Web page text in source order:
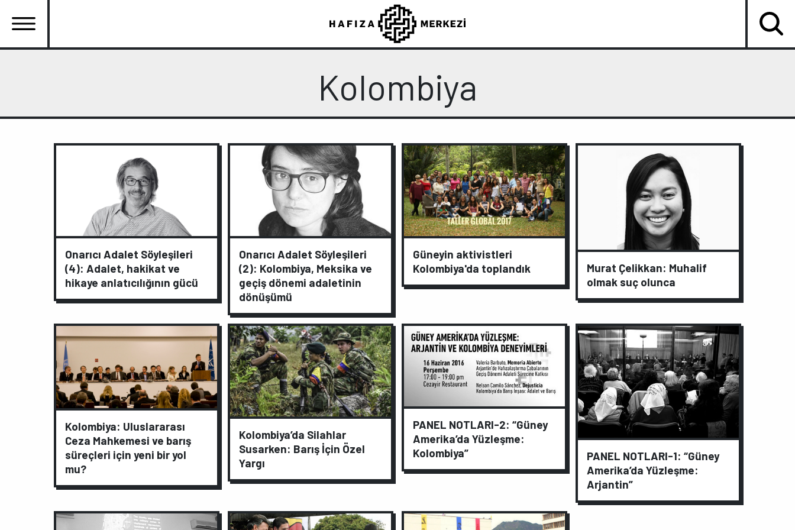
atla
Kolombiya
Onarıcı Adalet Söyleşileri
(4): Adalet, hakikat ve
hikaye anlatıcılığının gücü
Onarıcı Adalet Söyleşileri
(2): Kolombiya, Meksika ve
geçiş dönemi adaletinin
dönüşümü
Güneyin aktivistleri
Kolombiya'da toplandık
Murat Çelikkan: Muhalif
olmak suç olunca
Kolombiya: Uluslararası
Ceza Mahkemesi ve barış
süreçleri için yeni bir yol
mu?
Kolombiya’da Silahlar
Susarken: Barış İçin Özel
Yargı
PANEL NOTLARI-2: “Güney
Amerika’da Yüzleşme:
Kolombiya”
PANEL NOTLARI-1: “Güney
Amerika’da Yüzleşme:
Arjantin”